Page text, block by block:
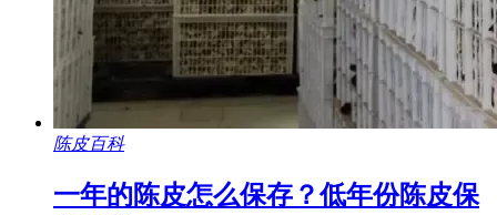
陈皮百科
一年的陈皮怎么保存？低年份陈皮保